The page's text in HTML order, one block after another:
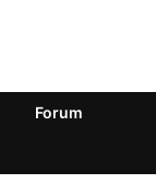
Forum